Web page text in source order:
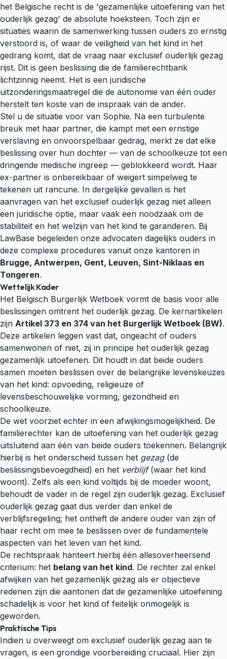
het Belgische recht is de 'gezamenlijke uitoefening van het
ouderlijk gezag' de absolute hoeksteen. Toch zijn er
situaties waarin de samenwerking tussen ouders zo ernstig
verstoord is, of waar de veiligheid van het kind in het
gedrang komt, dat de vraag naar exclusief ouderlijk gezag
rijst. Dit is geen beslissing die de familierechtbank
lichtzinnig neemt. Het is een juridische
uitzonderingsmaatregel die de autonomie van één ouder
herstelt ten koste van de inspraak van de ander.
Stel u de situatie voor van Sophie. Na een turbulente
breuk met haar partner, die kampt met een ernstige
verslaving en onvoorspelbaar gedrag, merkt ze dat elke
beslissing over hun dochter — van de schoolkeuze tot een
dringende medische ingreep — geblokkeerd wordt. Haar
ex-partner is onbereikbaar of weigert simpelweg te
tekenen uit rancune. In dergelijke gevallen is het
aanvragen van het exclusief ouderlijk gezag niet alleen
een juridische optie, maar vaak een noodzaak om de
stabiliteit en het welzijn van het kind te garanderen. Bij
LawBase begeleiden onze advocaten dagelijks ouders in
deze complexe procedures vanuit onze kantoren in
Brugge, Antwerpen, Gent, Leuven, Sint-Niklaas en
Tongeren.
Wettelijk Kader
Het Belgisch Burgerlijk Wetboek vormt de basis voor alle
beslissingen omtrent het ouderlijk gezag. De kernartikelen
zijn Artikel 373 en 374 van het Burgerlijk Wetboek (BW).
Deze artikelen leggen vast dat, ongeacht of ouders
samenwonen of niet, zij in principe het ouderlijk gezag
gezamenlijk uitoefenen. Dit houdt in dat beide ouders
samen moeten beslissen over de belangrijke levenskeuzes
van het kind: opvoeding, religieuze of
levensbeschouwelijke vorming, gezondheid en
schoolkeuze.
De wet voorziet echter in een afwijkingsmogelijkheid. De
familierechter kan de uitoefening van het ouderlijk gezag
uitsluitend aan één van beide ouders toekennen. Belangrijk
hierbij is het onderscheid tussen het gezag(de
beslissingsbevoegdheid) en het verblijf(waar het kind
woont). Zelfs als een kind voltijds bij de moeder woont,
behoudt de vader in de regel zijn ouderlijk gezag. Exclusief
ouderlijk gezag gaat dus verder dan enkel de
verblijfsregeling; het ontheft de andere ouder van zijn of
haar recht om mee te beslissen over de fundamentele
aspecten van het leven van het kind.
De rechtspraak hanteert hierbij één allesoverheersend
criterium: het belang van het kind. De rechter zal enkel
afwijken van het gezamenlijk gezag als er objectieve
redenen zijn die aantonen dat de gezamenlijke uitoefening
schadelijk is voor het kind of feitelijk onmogelijk is
geworden.
Praktische Tips
Indien u overweegt om exclusief ouderlijk gezag aan te
vragen, is een grondige voorbereiding cruciaal. Hier zijn